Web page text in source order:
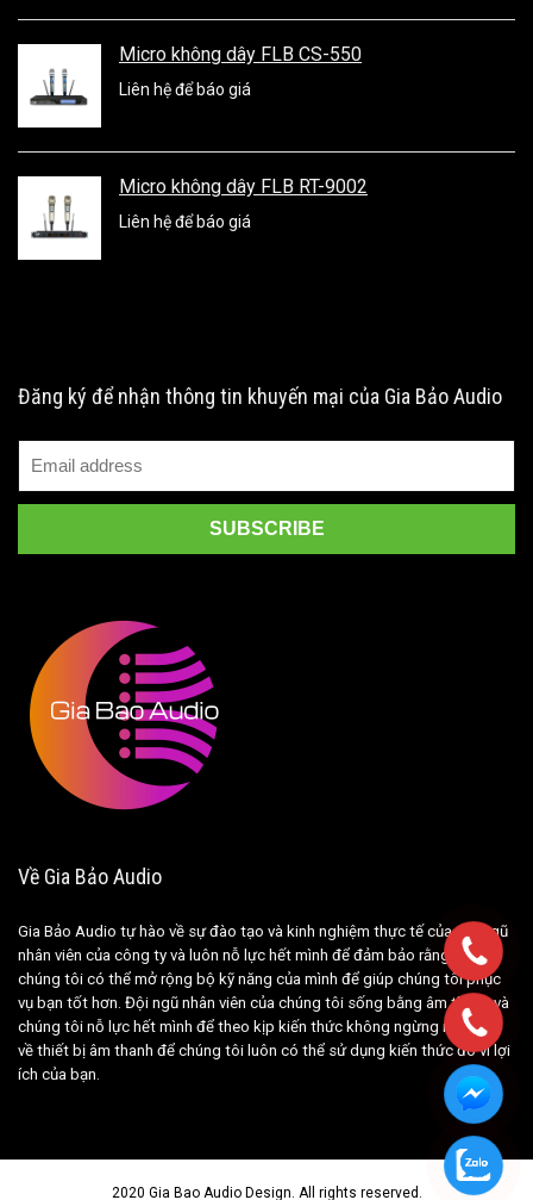
Micro không dây FLB CS-550
Liên hệ để báo giá
Micro không dây FLB RT-9002
Liên hệ để báo giá
Đăng ký để nhận thông tin khuyến mại của Gia Bảo Audio
Về Gia Bảo Audio
Gia Bảo Audio tự hào về sự đào tạo và kinh nghiệm thực tế của đội ngũ
nhân viên của công ty và luôn nỗ lực hết mình để đảm bảo rằng nếu
chúng tôi có thể mở rộng bộ kỹ năng của mình để giúp chúng tôi phục
vụ bạn tốt hơn. Đội ngũ nhân viên của chúng tôi sống bằng âm thanh và
chúng tôi nỗ lực hết mình để theo kịp kiến ​​thức không ngừng mở rộng
về thiết bị âm thanh để chúng tôi luôn có thể sử dụng kiến ​​thức đó vì lợi
ích của bạn.
2020 Gia Bao Audio Design. All rights reserved.